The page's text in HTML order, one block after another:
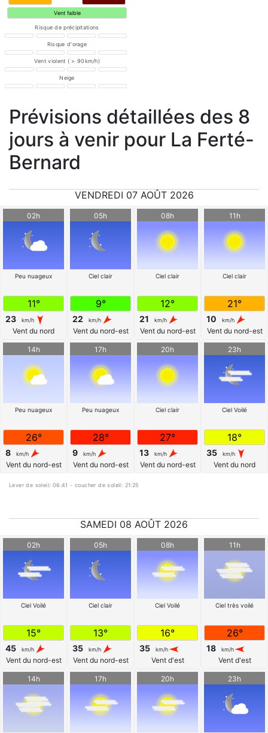
Vent faible
Risque de précipitations
Risque d'orage
Vent violent ( > 90km/h)
Neige
Prévisions détaillées des 8
jours à venir pour La Ferté-
Bernard
VENDREDI 07 AOÛT 2026
02h
Peu nuageux
11°
23 km/h
Vent du nord
05h
Ciel clair
9°
22 km/h
Vent du nord-est
08h
Ciel clair
12°
21 km/h
Vent du nord-est
11h
Ciel clair
21°
10 km/h
Vent du nord-est
14h
Peu nuageux
26°
8 km/h
Vent du nord-est
17h
Peu nuageux
28°
9 km/h
Vent du nord-est
20h
Ciel clair
27°
13 km/h
Vent du nord-est
23h
Ciel Voilé
18°
35 km/h
Vent du nord
Lever de soleil: 06:41 - coucher de soleil: 21:25
SAMEDI 08 AOÛT 2026
02h
Ciel Voilé
15°
45 km/h
Vent du nord-est
05h
Ciel clair
13°
35 km/h
Vent du nord-est
08h
Ciel Voilé
16°
35 km/h
Vent d'est
11h
Ciel très voilé
26°
18 km/h
Vent d'est
14h 17h 20h 23h